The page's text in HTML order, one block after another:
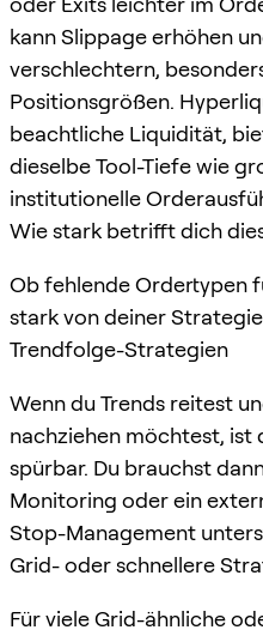
kann Slippage erhöhen
verschlechtern,
Positionsgrößen.
beachtliche Liquidität,
dieselbe Tool-Tiefe wie
institutionelle
Wie stark betrifft dich
Ob fehlende Ordertypen
stark von deiner
Trendfolge-Strategien
Wenn du Trends reitest
nachziehen möchtest, ist
spürbar. Du brauchst
Monitoring oder ein
Stop-Management
Grid- oder schnellere
Für viele Grid-ähnliche